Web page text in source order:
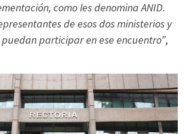
como les denomina ANID.
de esos dos ministerios y
participar en ese encuentro”,